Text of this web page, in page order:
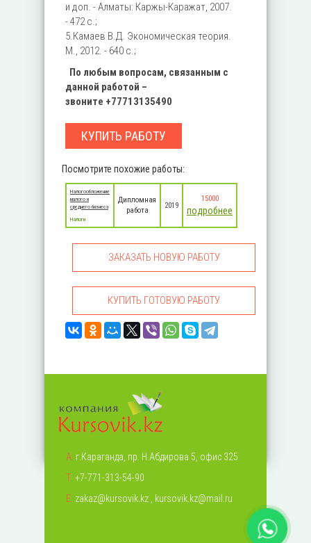
и доп. - Алматы: Каржы-Каражат, 2007.
- 472 c.;
5.Камаев В.Д. Экономическая теория.
М., 2012. - 640 с.;
По любым вопросам, связанным с
данной работой –
звоните +77713135490
КУПИТЬ РАБОТУ
Посмотрите похожие работы:
Налогообложение
малого и
среднего бизнеса
Налоги
Дипломная
работа
2019
15000
подробнее
ЗАКАЗАТЬ НОВУЮ РАБОТУ
КУПИТЬ ГОТОВУЮ РАБОТУ
А: г.Караганда, пр. Н.Абдирова 5, офис 325
Т: +7-771-313-54-90
Е: zakaz@kursovik.kz kursovik.kz@mail.ru